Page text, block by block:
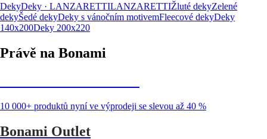
DekyDeky · LANZARETTILANZARETTIŽluté dekyZelené
dekyŠedé dekyDeky s vánočním motivemFleecové dekyDeky
140x200Deky 200x220
Právě na Bonami
10 000+ produktů nyní ve výprodeji se slevou až 40 %
Bonami Outlet